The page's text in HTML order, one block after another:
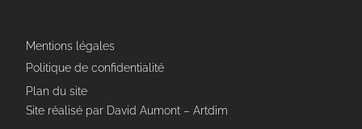
Mentions légales
Politique de confidentialité
Plan du site
Site réalisé par David Aumont – Artdim